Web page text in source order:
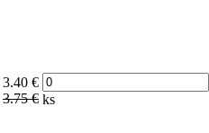
3.40 €
3.75 € ks